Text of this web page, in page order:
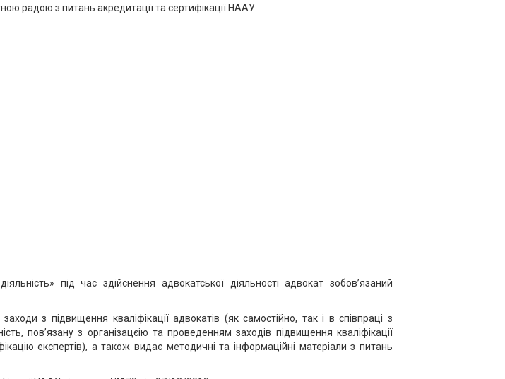
радою з питань акредитації та сертифікації НААУ
під час здійснення адвокатської діяльності адвокат зобов’язаний
з підвищення кваліфікації адвокатів (як самостійно, так і в співпраці з
пов’язану з організацєію та проведенням заходів підвищення кваліфікації
експертів), а також видає методичні та інформаційні матеріали з питань